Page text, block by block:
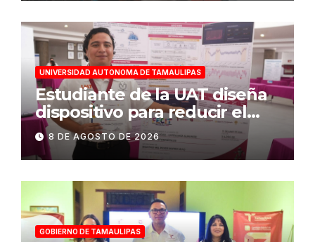
UNIVERSIDAD AUTONOMA DE TAMAULIPAS
Estudiante de la UAT diseña
dispositivo para reducir el
consumo eléctrico en
edificios
8 DE AGOSTO DE 2026
GOBIERNO DE TAMAULIPAS